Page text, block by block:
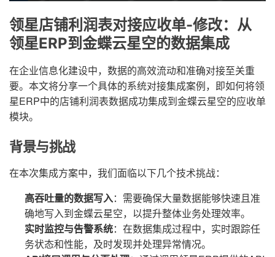
领星店铺利润表对接应收单-修改：从
领星ERP到金蝶云星空的数据集成
在企业信息化建设中，数据的高效流动和准确对接至关重
要。本文将分享一个具体的系统对接集成案例，即如何将领
星ERP中的店铺利润表数据成功集成到金蝶云星空的应收单
模块。
背景与挑战
在本次集成方案中，我们面临以下几个技术挑战：
高吞吐量的数据写入：需要确保大量数据能够快速且准
确地写入到金蝶云星空，以提升整体业务处理效率。
实时监控与告警系统：在数据集成过程中，实时跟踪任
务状态和性能，及时发现并处理异常情况。